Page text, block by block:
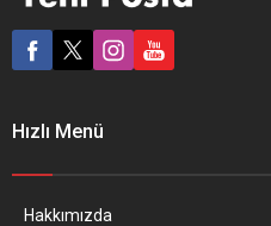
dakika”ya açıklamalarda
bulunan Hultqvist, geçen
olduğum sürece İsveç asla
düşüncedeyim, aynı sözü
Hızlı Menü
Hakkımızda